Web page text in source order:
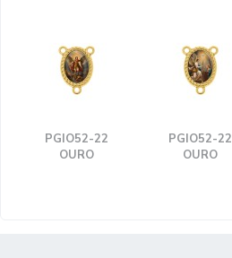
PGIO52-22
OURO
PGIO52-22
OURO